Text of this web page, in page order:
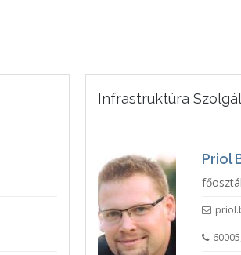
Infrastruktúra
Priol